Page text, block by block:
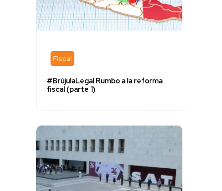
Fiscal
#BrújulaLegal Rumbo a la reforma
fiscal (parte 1)